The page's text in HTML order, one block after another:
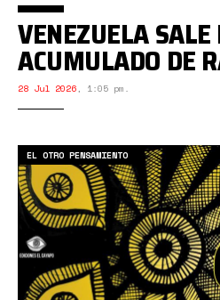
VENEZUELA
ACUMULADO DE
28 Jul 2026, 1:05 pm.
EL OTRO PENSAMIENTO